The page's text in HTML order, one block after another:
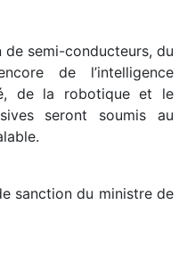
semi-conducteurs, du
de l’intelligence
de la robotique et le
seront soumis au
sanction du ministre de